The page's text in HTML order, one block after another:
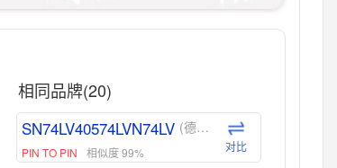
相同品牌(20)
SN74LV40574LVN74LV (德州仪器-TI)
PIN TO PIN 相似度 99% 对比